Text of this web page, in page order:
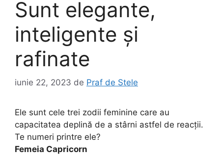
Sunt elegante,
inteligente și
rafinate
iunie 22, 2023 de Praf de Stele
Ele sunt cele trei zodii feminine care au
capacitatea deplină de a stârni astfel de reacții.
Te numeri printre ele?
Femeia Capricorn